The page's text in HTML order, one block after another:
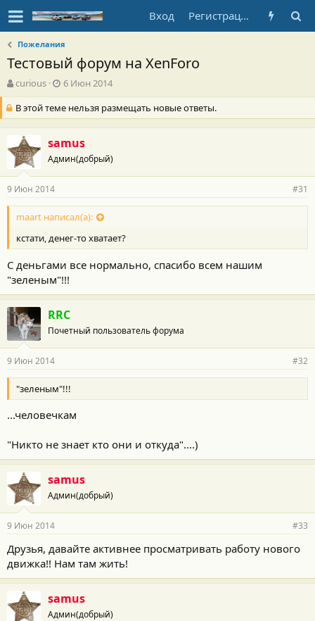
Вход Регистрация
Пожелания
Тестовый форум на XenForo
А
в
т
о
т
е
м
ы
curious
Д
а
т
а
а
ч
а
6 Июн 2014
В этой теме нельзя размещать новые ответы.
samus
Админ(добрый)
9 Июн 2014 #31
maart написал(а):
кстати, денег-то хватает?
C деньгами все нормально, спасибо всем нашим
"зеленым"!!!
RRC
Почетный пользователь форума
9 Июн 2014 #32
"зеленым"!!!
...человечкам
"Никто не знает кто они и откуда"....)
samus
Админ(добрый)
9 Июн 2014 #33
Друзья, давайте активнее просматривать работу нового
движка!! Нам там жить!
samus
Админ(добрый)